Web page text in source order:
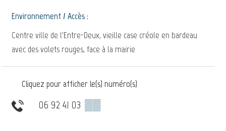
Environnement / Accès :
Centre ville de l'Entre-Deux, vieille case créole en bardeau
avec des volets rouges, face à la mairie
Cliquez pour afficher le(s) numéro(s)
06 92 41 03 ▒▒